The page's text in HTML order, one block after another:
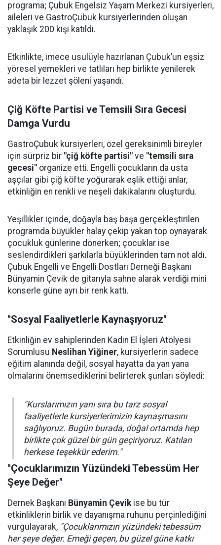
programa; Çubuk Engelsiz Yaşam Merkezi kursiyerleri,
aileleri ve GastroÇubuk kursiyerlerinden oluşan
yaklaşık 200 kişi katıldı.
Etkinlikte, imece usulüyle hazırlanan Çubuk’un eşsiz
yöresel yemekleri ve tatlıları hep birlikte yenilerek
adeta bir lezzet şöleni yaşandı.
Çiğ Köfte Partisi ve Temsili Sıra Gecesi
Damga Vurdu
GastroÇubuk kursiyerleri, özel gereksinimli bireyler
için sürpriz bir "çiğ köfte partisi" ve "temsili sıra
gecesi" organize etti. Engelli çocukların da usta
aşçılar gibi çiğ köfte yoğurarak eşlik ettiği anlar,
etkinliğin en renkli ve neşeli dakikalarını oluşturdu.
Yeşillikler içinde, doğayla baş başa gerçekleştirilen
programda büyükler halay çekip yakan top oynayarak
çocukluk günlerine dönerken; çocuklar ise
seslendirdikleri şarkılarla büyüklerinden tam not aldı.
Çubuk Engelli ve Engelli Dostları Derneği Başkanı
Bünyamin Çevik de gitarıyla sahne alarak verdiği mini
konserle güne ayrı bir renk kattı.
"Sosyal Faaliyetlerle Kaynaşıyoruz"
Etkinliğin ev sahiplerinden Kadın El İşleri Atölyesi
Sorumlusu Neslihan Yiğiner, kursiyerlerin sadece
eğitim alanında değil, sosyal hayatta da yan yana
olmalarını önemsediklerini belirterek şunları söyledi:
"Kurslarımızın yanı sıra bu tarz sosyal
faaliyetlerle kursiyerlerimizin kaynaşmasını
sağlıyoruz. Bugün burada, doğal ortamda hep
birlikte çok güzel bir gün geçiriyoruz. Katılan
herkese teşekkür ederim."
"Çocuklarımızın Yüzündeki Tebessüm Her
Şeye Değer"
Dernek Başkanı Bünyamin Çevikise bu tür
etkinliklerin birlik ve dayanışma ruhunu perçinlediğini
vurgulayarak, "Çocuklarımızın yüzündeki tebessüm
her şeye değer. Emeği geçen, bu güzel güne katkı